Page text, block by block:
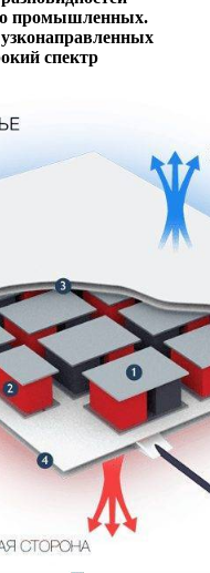
промышленных.
спектр